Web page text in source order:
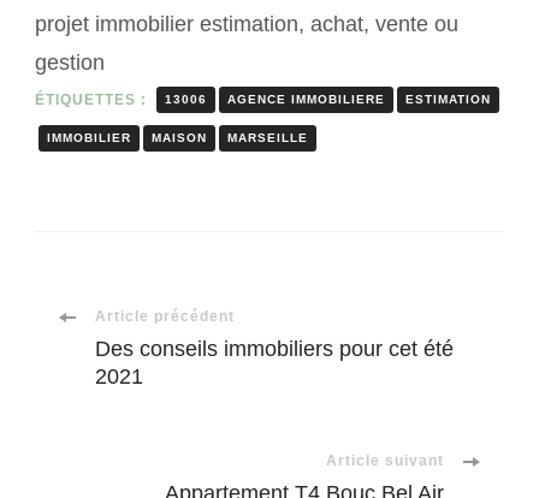
projet immobilier estimation, achat, vente ou
gestion
ÉTIQUETTES : 13006 AGENCE IMMOBILIERE ESTIMATION
IMMOBILIER MAISON MARSEILLE
Navigation
d'article
Article précédent
Des conseils immobiliers pour cet été
2021
Article suivant